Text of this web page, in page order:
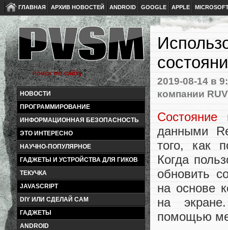
ГЛАВНАЯ АРХИВ НОВОСТЕЙ ANDROID GOOGLE APPLE
НОВОСТИ
ПРОГРАММИРОВАНИЕ
ИНФОРМАЦИОННАЯ БЕЗОПАСНОСТЬ
ЭТО ИНТЕРЕСНО
НАУЧНО-ПОПУЛЯРНОЕ
ГАДЖЕТЫ И УСТРОЙСТВА ДЛЯ ГИКОВ
ТЕКУЧКА
JAVASCRIPT
DIY ИЛИ СДЕЛАЙ САМ
ГАДЖЕТЫ
ANDROID
2019-08-14 в
компании
Состояние
данными
того, как
Когда
обновить
на основе
на
помощью